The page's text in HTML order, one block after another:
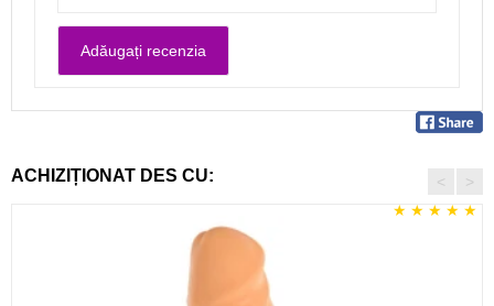
ACHIZIȚIONAT DES CU: < >